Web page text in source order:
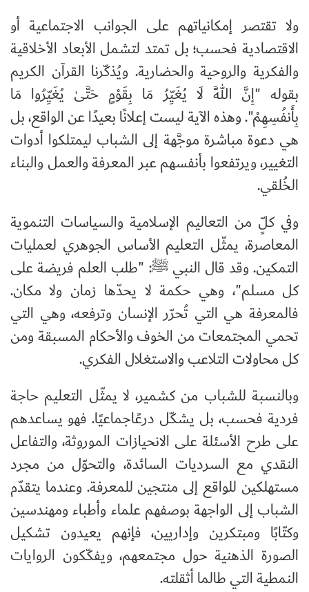
ولا تقتصر إمكانياتهم على الجوانب الاجتماعية أو
الاقتصادية فحسب؛ بل تمتد لتشمل الأبعاد الأخلاقية
والفكرية والروحية والحضارية. ويُذكّرنا القرآن الكريم
بقوله "إِنَّ اللَّهَ لَا يُغَيِّرُ مَا بِقَوْمٍ حَتَّىٰ يُغَيِّرُوا مَا
بِأَنفُسِهِمْ". وهذه الآية ليست إعلانًا بعيدًا عن الواقع، بل
هي دعوة مباشرة موجَّهة إلى الشباب ليمتلكوا أدوات
التغيير، ويرتفعوا بأنفسهم عبر المعرفة والعمل والبناء
الخُلقي.
وفي كلٍّ من التعاليم الإسلامية والسياسات التنموية
المعاصرة، يمثّل التعليم الأساس الجوهري لعمليات
التمكين. وقد قال النبي ﷺ: "طلب العلم فريضة على
كل مسلم"، وهي حكمة لا يحدّها زمان ولا مكان.
فالمعرفة هي التي تُحرّر الإنسان وترفعه، وهي التي
تحمي المجتمعات من الخوف والأحكام المسبقة ومن
كل محاولات التلاعب والاستغلال الفكري.
وبالنسبة للشباب من كشمير، لا يمثّل التعليم حاجة
فردية فحسب، بل يشكّل درعًاجماعيًا. فهو يساعدهم
على طرح الأسئلة على الانحيازات الموروثة، والتفاعل
النقدي مع السرديات السائدة، والتحوّل من مجرد
مستهلكين للواقع إلى منتجين للمعرفة. وعندما يتقدّم
الشباب إلى الواجهة بوصفهم علماء وأطباء ومهندسين
وكتّابًا ومبتكرين وإداريين، فإنهم يعيدون تشكيل
الصورة الذهنية حول مجتمعهم، ويفكّكون الروايات
النمطية التي طالما أثقلته.